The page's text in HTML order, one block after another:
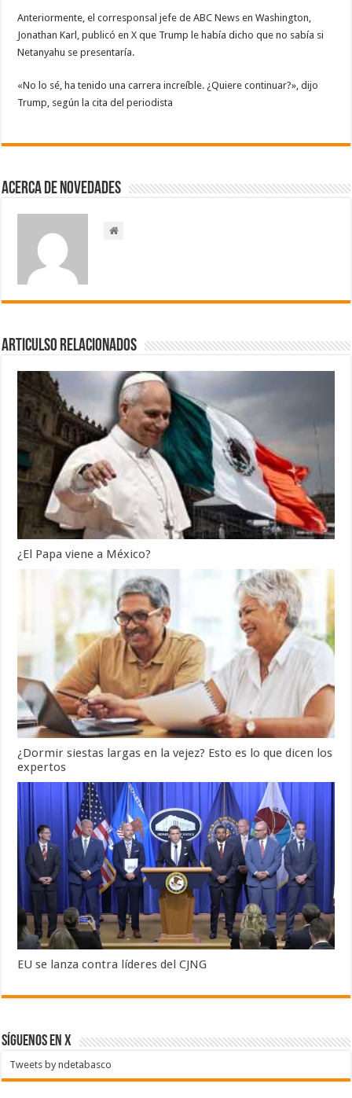
Anteriormente, el corresponsal jefe de ABC News en Washington,
Jonathan Karl, publicó en X que Trump le había dicho que no ​sabía si
Netanyahu se presentaría.
«No lo sé, ⁠ha tenido una carrera increíble. ¿Quiere continuar?», dijo
Trump, según la cita del periodista
Acerca de NOVEDADES
Articulso Relacionados
¿El Papa viene a México?
¿Dormir siestas largas en la vejez? Esto es lo que dicen los
expertos
EU se lanza contra líderes del CJNG
SÍGUENOS EN X
Tweets by ndetabasco